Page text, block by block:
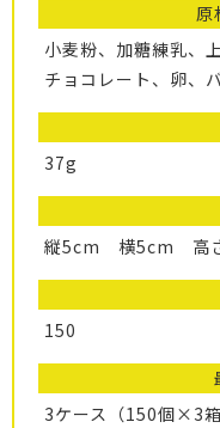
原
小麦粉、加糖練乳、
チョコレート、卵、
37g
縦5cm 横5cm 高
150
3ケース（150個×3箱